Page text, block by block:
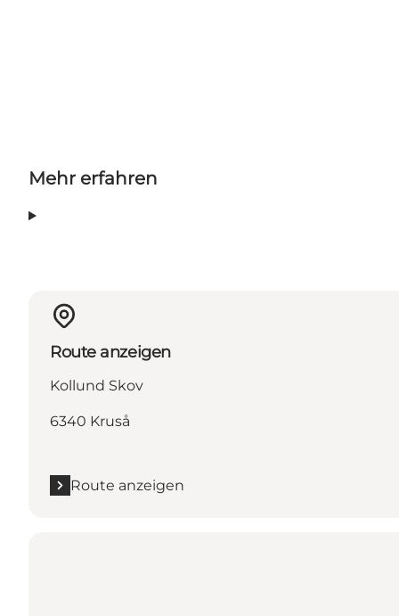
Mehr erfahren
Route anzeigen
Kollund Skov
6340 Kruså
Route anzeigen